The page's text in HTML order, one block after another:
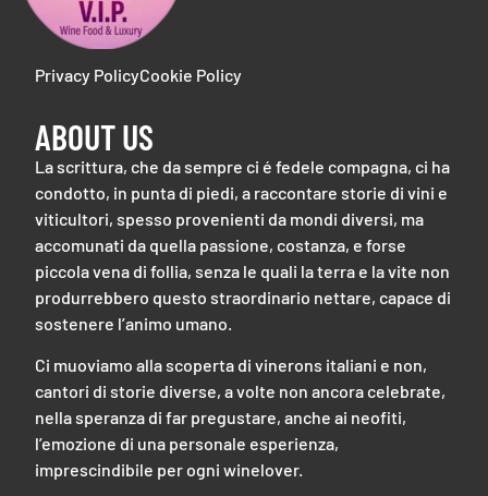
Privacy PolicyCookie Policy
ABOUT US
La scrittura, che da sempre ci é fedele compagna, ci ha
condotto, in punta di piedi, a raccontare storie di vini e
viticultori, spesso provenienti da mondi diversi, ma
accomunati da quella passione, costanza, e forse
piccola vena di follia, senza le quali la terra e la vite non
produrrebbero questo straordinario nettare, capace di
sostenere l’animo umano.
Ci muoviamo alla scoperta di vinerons italiani e non,
cantori di storie diverse, a volte non ancora celebrate,
nella speranza di far pregustare, anche ai neofiti,
l’emozione di una personale esperienza,
imprescindibile per ogni winelover.